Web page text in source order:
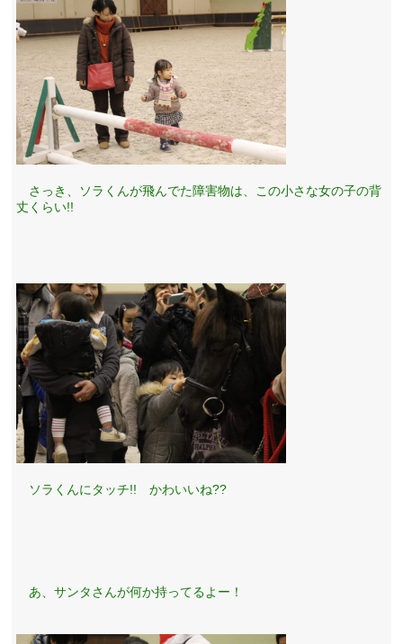
さっき、ソラくんが飛んでた障害物は、この小さな女の子の背
丈くらい!!
ソラくんにタッチ!! かわいいね??
あ、サンタさんが何か持ってるよー！